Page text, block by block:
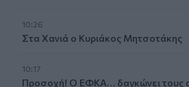
10:26
Στα Χανιά ο Κυριάκος Μητσοτάκης
10:17
Προσοχή! Ο ΕΦΚΑ… δαγκώνει τους